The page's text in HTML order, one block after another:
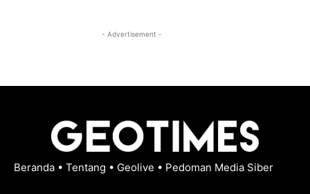
- Advertisement -
Beranda • Tentang • Geolive • Pedoman Media Siber